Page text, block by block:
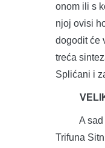
onom ili s
njoj ovisi
dogodit će
treća
Splićani i
VELIKI
A sad
Trifuna